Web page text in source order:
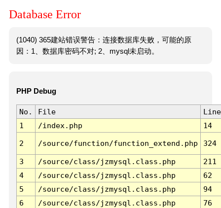
Database Error
(1040) 365建站错误警告：连接数据库失败，可能的原
因：1、数据库密码不对; 2、mysql未启动。
PHP Debug
No. File
Line
1
/index.php 14
2 /source/function/function_extend.php 324
3 /source/class/jzmysql.class.php
211
4
/source/class/jzmysql.class.php
62
5
/source/class/jzmysql.class.php
94
6
/source/class/jzmysql.class.php 76